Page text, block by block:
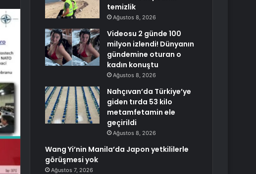
temizlik
Ağustos 8, 2026
Videosu 2 günde 100
milyon izlendi! Dünyanın
gündemine oturan o
kadın konuştu
Ağustos 8, 2026
Nahçıvan’da Türkiye’ye
giden tırda 53 kilo
metamfetamin ele
geçirildi
Ağustos 8, 2026
Wang Yi’nin Manila’da Japon yetkililerle
görüşmesi yok
Ağustos 7, 2026